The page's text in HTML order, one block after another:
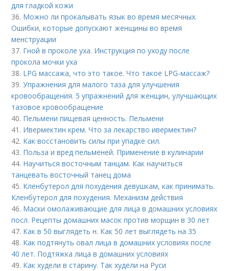
для гладкой кожи
36. Можно ли прокалывать язык во время месячных.
Ошибки, которые допускают женщины во время
менструации
37. Гной в проколе уха. Инструкция по уходу после
прокола мочки уха
38. LPG массажа, что это такое. Что такое LPG-массаж?
39.Упражнения для малого таза для улучшения
кровообращения. 5 упражнений для женщин, улучшающих
тазовое кровообращение
40. Пельмени пищевая ценность. Пельмени
41. Ивермектин крем. Что за лекарство ивермектин?
42. Как восстановить силы при упадке сил.
43. Польза и вред пельменей. Применение в кулинарии
44. Научиться восточным танцам. Как научиться
танцевать восточный танец дома
45. Кленбутерол для похудения девушкам, как принимать.
Кленбутерол для похудения. Механизм действия
46. Маски омолаживающие для лица в домашних условиях
посл. Рецепты домашних масок против морщин в 30 лет
47. Как в 50 выглядеть н. Как 50 лет выглядеть на 35
48. Как подтянуть овал лица в домашних условиях после
40 лет. Подтяжка лица в домашних условиях
49. Как худели в старину. Так худели на Руси